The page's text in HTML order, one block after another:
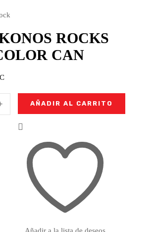
ROCKS
CAN
AÑADIR AL CARRITO